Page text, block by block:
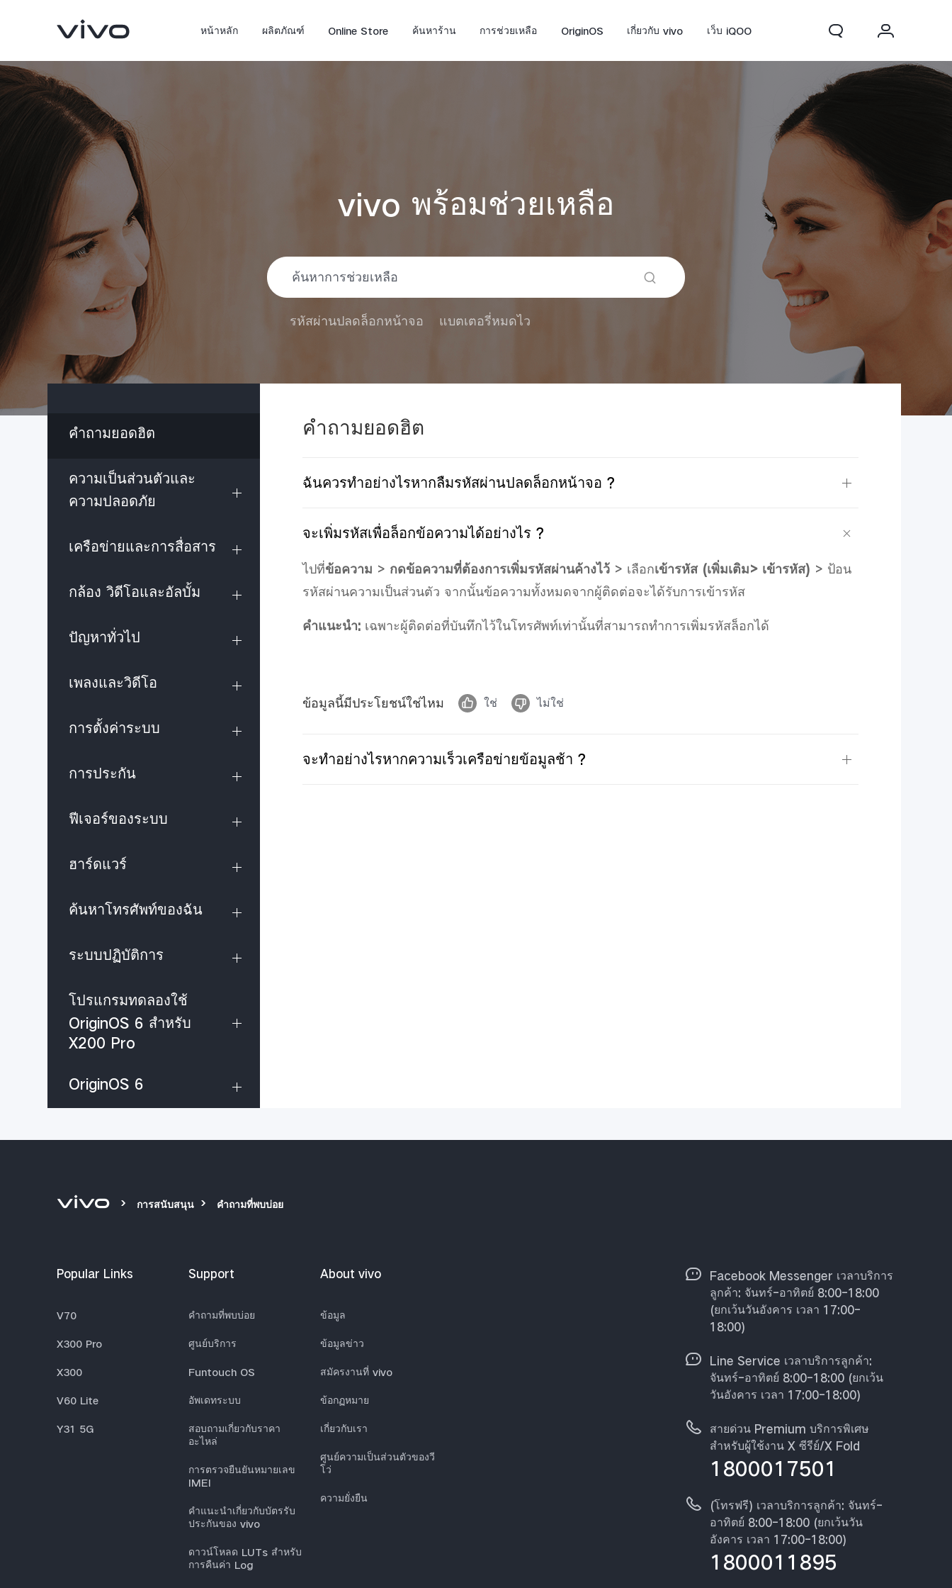
หน้าหลัก ผลิตภัณฑ์ Online Store ค้นหาร้าน การช่วยเหลือ OriginOS เกี่ยวกับ vivo เว็บ iQOO
X300 Pro
vivo พร้อมช่วยเหลือ
รหัสผ่านปลดล็อกหน้าจอ แบตเตอรี่หมดไว
คำถามยอดฮิต
ความเป็นส่วนตัวและ
ความปลอดภัย
เครือข่ายและการสื่อสาร
กล้อง วิดีโอและอัลบั้ม
ปัญหาทั่วไป
เพลงและวิดีโอ
การตั้งค่าระบบ
การประกัน
ฟีเจอร์ของระบบ
ฮาร์ดแวร์
ค้นหาโทรศัพท์ของฉัน
ระบบปฏิบัติการ
โปรแกรมทดลองใช้
OriginOS 6 สำหรับ
X200 Pro
OriginOS 6
คำถามยอดฮิต
ฉันควรทำอย่างไรหากลืมรหัสผ่านปลดล็อกหน้าจอ ?
จะเพิ่มรหัสเพื่อล็อกข้อความได้อย่างไร ?
ไปที่ข้อความ > กดข้อความที่ต้องการเพิ่มรหัสผ่านค้างไว้ > เลือกเข้ารหัส (เพิ่มเติม> เข้ารหัส) > ป้อน
รหัสผ่านความเป็นส่วนตัว จากนั้นข้อความทั้งหมดจากผู้ติดต่อจะได้รับการเข้ารหัส
คำแนะนำ: เฉพาะผู้ติดต่อที่บันทึกไว้ในโทรศัพท์เท่านั้นที่สามารถทำการเพิ่มรหัสล็อกได้
ข้อมูลนี้มีประโยชน์ใช่ไหม ใช่ ไม่ใช่
จะทำอย่างไรหากความเร็วเครือข่ายข้อมูลช้า ?
การสนับสนุน คำถามที่พบบ่อย
Popular Links
V70
X300 Pro
X300
V60 Lite
Y31 5G
Support
คำถามที่พบบ่อย
ศูนย์บริการ
Funtouch OS
อัพเดทระบบ
สอบถามเกี่ยวกับราคา
อะไหล่
การตรวจยืนยันหมายเลข
IMEI
คำแนะนำเกี่ยวกับบัตรรับ
ประกันของ vivo
ดาวน์โหลด LUTs สำหรับ
การคืนค่า Log
About vivo
ข้อมูล
ข้อมูลข่าว
สมัครงานที่ vivo
ข้อกฏหมาย
เกี่ยวกับเรา
ศูนย์ความเป็นส่วนตัวของวี
โว่
ความยั่งยืน
Facebook Messenger เวลาบริการ
ลูกค้า: จันทร์-อาทิตย์ 8:00-18:00
(ยกเว้นวันอังคาร เวลา 17:00-
18:00)
Line Service เวลาบริการลูกค้า:
จันทร์-อาทิตย์ 8:00-18:00 (ยกเว้น
วันอังคาร เวลา 17:00-18:00)
สายด่วน Premium บริการพิเศษ
สำหรับผู้ใช้งาน X ซีรีย์/X Fold
1800017501
(โทรฟรี) เวลาบริการลูกค้า: จันทร์-
อาทิตย์ 8:00-18:00 (ยกเว้นวัน
อังคาร เวลา 17:00-18:00)
1800011895